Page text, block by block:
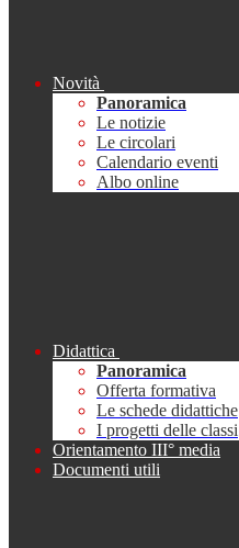
Novità
Panoramica
Le notizie
Le circolari
Calendario eventi
Albo online
Didattica
Panoramica
Offerta formativa
Le schede didattiche
I progetti delle classi
Orientamento III° media
Documenti utili